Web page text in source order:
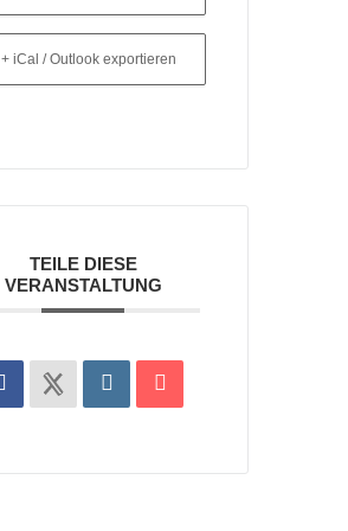
+ iCal / Outlook exportieren
TEILE DIESE
VERANSTALTUNG